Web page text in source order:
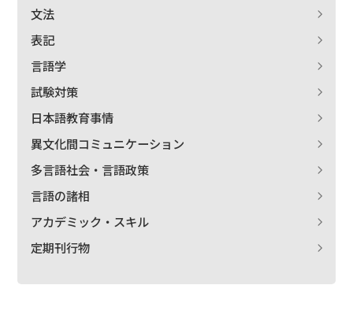
文法
表記
言語学
試験対策
日本語教育事情
異文化間コミュニケーション
多言語社会・言語政策
言語の諸相
アカデミック・スキル
定期刊行物